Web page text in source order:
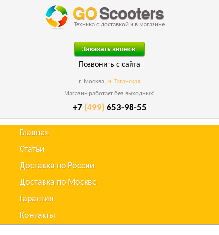
Техника с доставкой и в магазине
Позвонить с сайта
г. Москва, м. Таганская
Магазин работает без выходных!
+7 (499) 653-98-55
Главная
Статьи
Доставка по России
Доставка по Москве
Гарантия
Контакты